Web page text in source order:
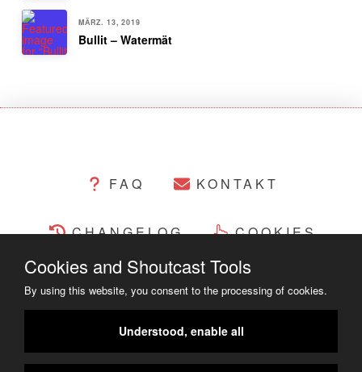
MÄRZ. 13, 2019
Bullit – Watermät
FAQ KONTAKT
CHANGELOG COOKIES
Cookies and Shoutcast Tools
By using this website, you consent to the processing of cookies.
Understood, enable all